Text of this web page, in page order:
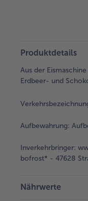
Produktdetails
Aus der
Erdbeer- und
Aufbewahrung:
Inverkehrbringer:
bofrost* - 47628
Nährwerte